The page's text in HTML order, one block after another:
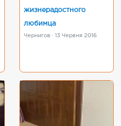
жизнерадостного
любимца
Чернигов · 13 Червня 2016